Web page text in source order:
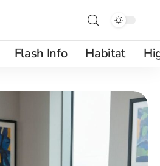
Flash Info Habitat